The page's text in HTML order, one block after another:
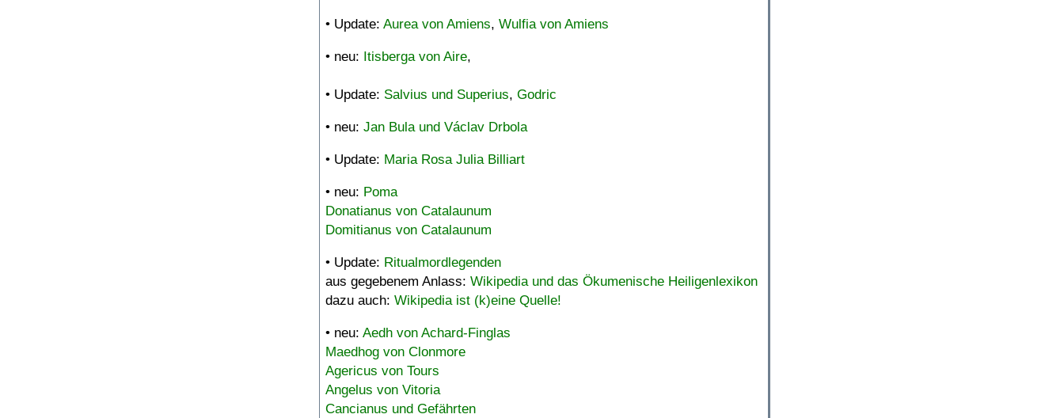
• Update: Aurea von Amiens, Wulfia von Amiens
• neu: Itisberga von Aire,
• Update: Salvius und Superius, Godric
• neu: Jan Bula und Václav Drbola
• Update: Maria Rosa Julia Billiart
• neu: Poma
Donatianus von Catalaunum
Domitianus von Catalaunum
• Update: Ritualmordlegenden
aus gegebenem Anlass: Wikipedia und das Ökumenische Heiligenlexikon
dazu auch: Wikipedia ist (k)eine Quelle!
• neu: Aedh von Achard-Finglas
Maedhog von Clonmore
Agericus von Tours
Angelus von Vitoria
Cancianus und Gefährten